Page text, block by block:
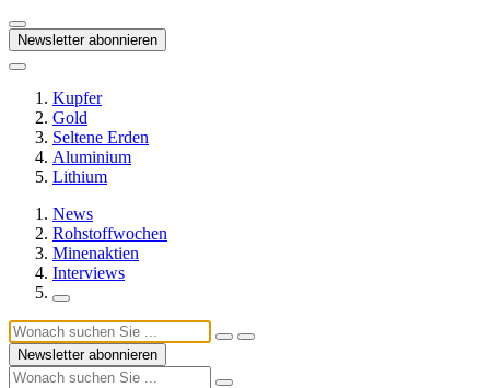
Newsletter abonnieren
Kupfer
Gold
Seltene Erden
Aluminium
Lithium
News
Rohstoffwochen
Minenaktien
Interviews
Newsletter abonnieren